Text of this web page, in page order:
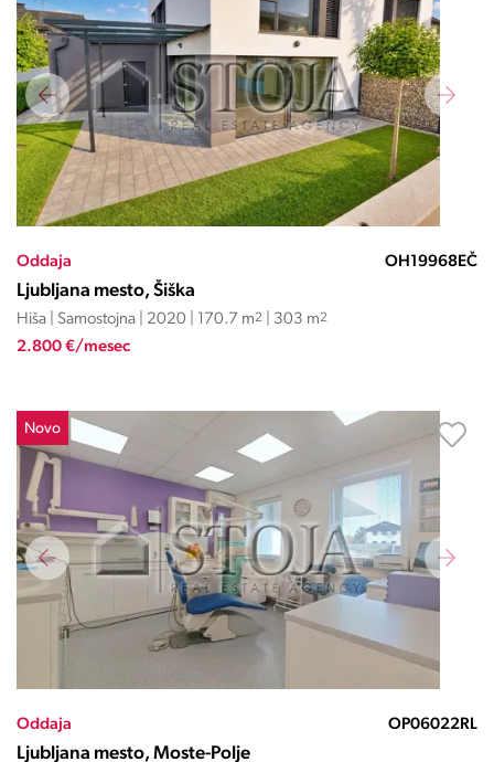
Oddaja OH19968EČ
Ljubljana mesto, Šiška
Hiša | Samostojna | 2020 | 170.7 m2 | 303 m2
2.800 €/mesec
Novo
Oddaja OP06022RL
Ljubljana mesto, Moste-Polje